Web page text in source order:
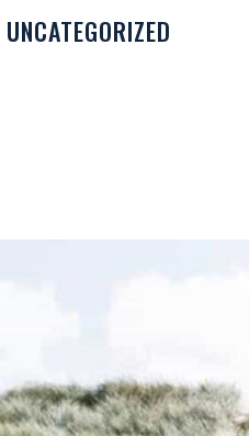
UNCATEGORIZED